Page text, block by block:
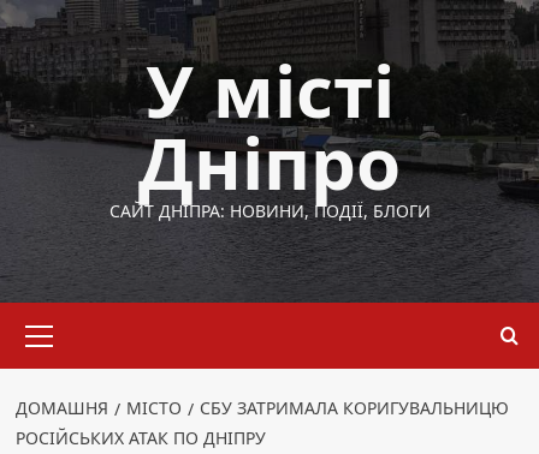
Перейти
до
вмісту
У місті
Дніпро
САЙТ ДНІПРА: НОВИНИ, ПОДІЇ, БЛОГИ
меню
ДОМАШНЯ МІСТО
СБУ ЗАТРИМАЛА КОРИГУВАЛЬНИЦЮ
РОСІЙСЬКИХ АТАК ПО ДНІПРУ